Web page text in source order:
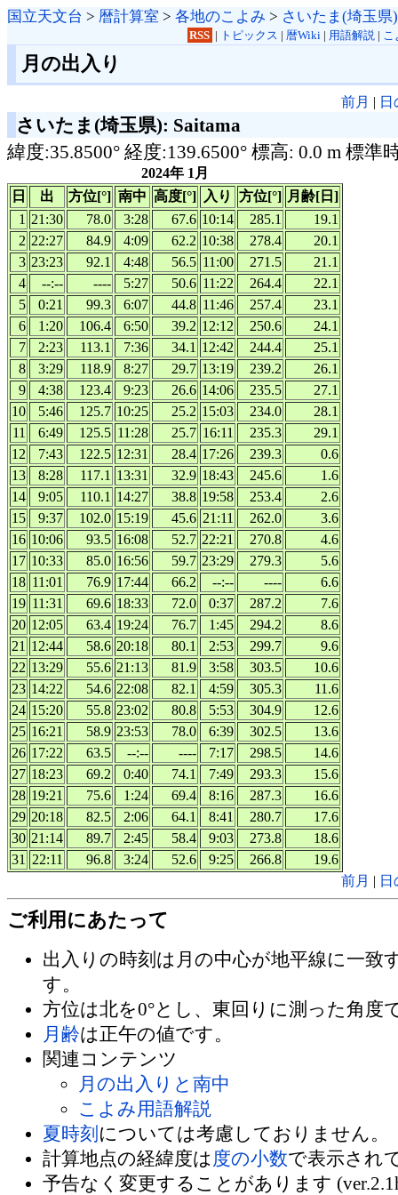
国立天文台 > 暦計算室 > 各地のこよみ > さいたま(埼玉県)
RSS | トピックス | 暦Wiki| 用語解説| こ
月の出入り
前月 |
さいたま(埼玉県): Saitama
緯度:35.8500° 経度:139.6500° 標高: 0.0 m 標準
2024年 1月
日
出 方位[°] 南中 高度[°] 入り 方位[°] 月齢[日]
1 21:30 78.0 3:28 67.6 10:14 285.1
19.1
2 22:27 84.9 4:09 62.2 10:38 278.4
20.1
3 23:23 92.1 4:48 56.5 11:00 271.5
21.1
4
--:-- ---- 5:27 50.6 11:22 264.4
22.1
5
0:21 99.3 6:07 44.8 11:46 257.4
23.1
6
1:20 106.4 6:50 39.2 12:12 250.6
24.1
7
2:23 113.1 7:36 34.1 12:42 244.4
25.1
8
3:29 118.9 8:27 29.7 13:19 239.2
26.1
9
4:38 123.4 9:23 26.6 14:06 235.5
27.1
10
5:46 125.7 10:25 25.2 15:03 234.0
28.1
11
6:49 125.5 11:28 25.7 16:11 235.3
29.1
12
7:43 122.5 12:31 28.4 17:26 239.3
0.6
13
8:28 117.1 13:31 32.9 18:43 245.6
1.6
14
9:05 110.1 14:27 38.8 19:58 253.4
2.6
15
9:37 102.0 15:19 45.6 21:11 262.0
3.6
16 10:06 93.5 16:08 52.7 22:21 270.8
4.6
17 10:33 85.0 16:56 59.7 23:29 279.3
5.6
18 11:01 76.9 17:44 66.2 --:-- ----
6.6
19 11:31 69.6 18:33 72.0 0:37 287.2
7.6
20 12:05 63.4 19:24 76.7 1:45 294.2
8.6
21 12:44 58.6 20:18 80.1 2:53 299.7
9.6
22 13:29 55.6 21:13 81.9 3:58 303.5
10.6
23 14:22 54.6 22:08 82.1 4:59 305.3
11.6
24 15:20 55.8 23:02 80.8 5:53 304.9
12.6
25 16:21 58.9 23:53 78.0 6:39 302.5
13.6
26 17:22 63.5 --:-- ---- 7:17 298.5
14.6
27 18:23 69.2 0:40 74.1 7:49 293.3
15.6
28 19:21 75.6 1:24 69.4 8:16 287.3
16.6
29 20:18 82.5 2:06 64.1 8:41 280.7
17.6
30 21:14 89.7 2:45 58.4 9:03 273.8
18.6
31
22:11 96.8 3:24 52.6 9:25 266.8
19.6
前月 |
ご利用にあたって
出入りの時刻は月の中心が地平線に一致
す。
方位は北を0°とし、東回りに測った角度
月齢は正午の値です。
関連コンテンツ
月の出入りと南中
こよみ用語解説
夏時刻 については考慮しておりません。
計算地点の経緯度は 度の小数で表示され
予告なく変更することがあります